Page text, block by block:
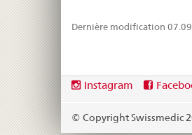
Dernière modification
Footer
Social
links
Instagram
© Copyright Swissmedic